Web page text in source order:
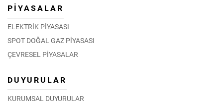
PİYASALAR
ELEKTRİK PİYASASI
SPOT DOĞAL GAZ PİYASASI
ÇEVRESEL PİYASALAR
DUYURULAR
KURUMSAL DUYURULAR